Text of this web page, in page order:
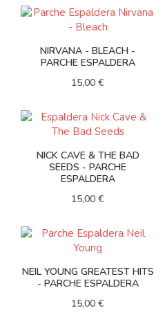
NIRVANA - BLEACH -
PARCHE ESPALDERA
15,00 €
NICK CAVE & THE BAD
SEEDS - PARCHE
ESPALDERA
15,00 €
NEIL YOUNG GREATEST HITS
- PARCHE ESPALDERA
15,00 €